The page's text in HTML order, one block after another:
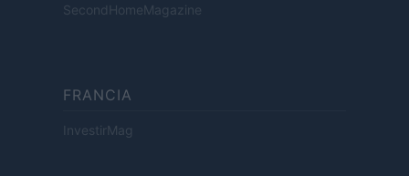
SecondHomeMagazine
FRANCIA
InvestirMag